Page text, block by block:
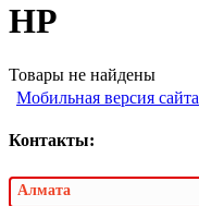
HP
Товары не найдены
Мобильная версия сайта
Контакты:
Алмата